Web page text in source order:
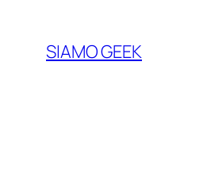
contenuto
SIAMO GEEK